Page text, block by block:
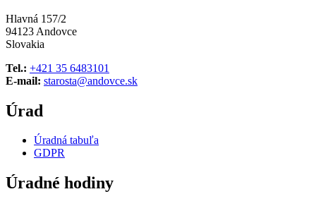
Hlavná 157/2
94123 Andovce
Slovakia
Tel.: +421 35 6483101
E-mail: starosta@andovce.sk
Úrad
Úradná tabuľa
GDPR
Úradné hodiny